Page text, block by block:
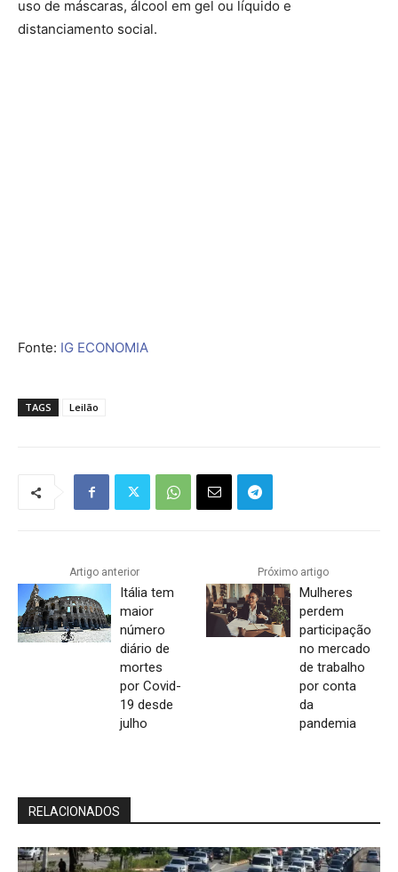
uso de máscaras, álcool em gel ou líquido e
distanciamento social.
Fonte: IG ECONOMIA
TAGS Leilão
Artigo anterior
Itália tem
maior
número
diário de
mortes
por Covid-
19 desde
julho
Próximo artigo
Mulheres
perdem
participação
no mercado
de trabalho
por conta
da
pandemia
RELACIONADOS